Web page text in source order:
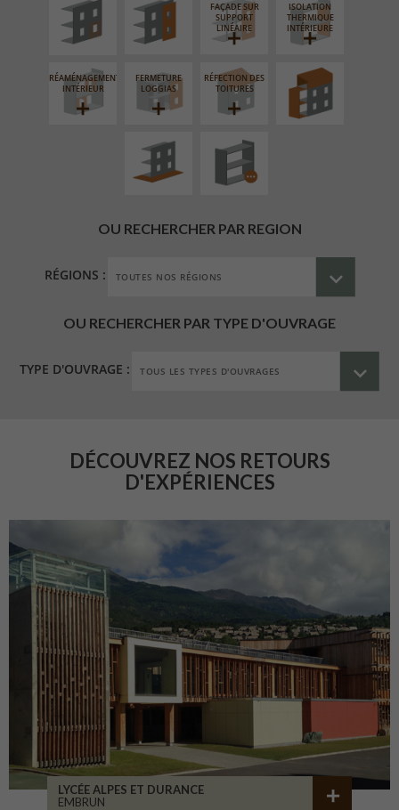
FAÇADE SUR
SUPPORT
LINÉAIRE
ISOLATION
THERMIQUE
INTÉRIEURE
RÉAMÉNAGEMENT
INTÉRIEUR
FERMETURE
LOGGIAS
RÉFECTION DES
TOITURES
SURÉLÉVATION
EXTENSION
AMÉNAGEMENT
EXTÉRIEUR
PROCÉDÉ
PARTICULIER
OU RECHERCHER PAR REGION
RÉGIONS :
OU RECHERCHER PAR TYPE D'OUVRAGE
TYPE D'OUVRAGE :
DÉCOUVREZ NOS RETOURS
D'EXPÉRIENCES
LYCÉE ALPES ET DURANCE
EMBRUN